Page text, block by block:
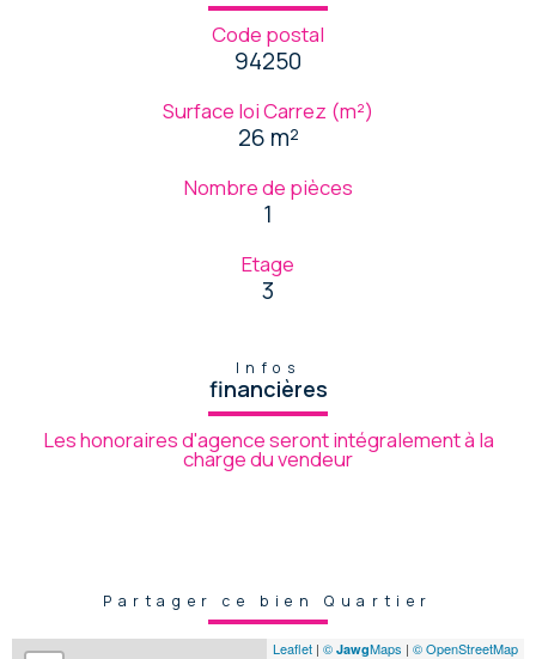
Code postal
94250
Surface loi Carrez (m²)
26 m²
Nombre de pièces
1
Etage
3
Infos
financières
Les honoraires d'agence seront intégralement à la
charge du vendeur
Partager ce bien Quartier
Leaflet | © JawgMaps | © OpenStreetMap